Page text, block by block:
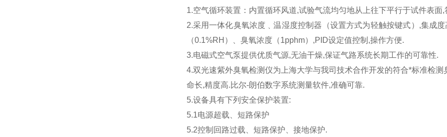
1.空气循环装置：内置循环风道,试验气流均匀地从上往下平行于试件表面,
2.采用一体化臭氧浓度﹑温湿度控制器（设置方式为轻触按键式）,集成
（0.1%RH）、臭氧浓度（1pphm）,PID设定值控制,操作方便.
3.电磁式空气泵提供优质气源,无油干燥,保证气路系统长期工作的可靠性.
4.双光速紫外臭氧检测仪为上海大学与我司技术合作开发的符合*标准检
命长,精度高.比尔-朗伯数字系统测量软件,准确可靠.
5.设备具有下列安全保护装置:
5.1电源超载、短路保护
5.2控制回路过载、短路保护、接地保护.